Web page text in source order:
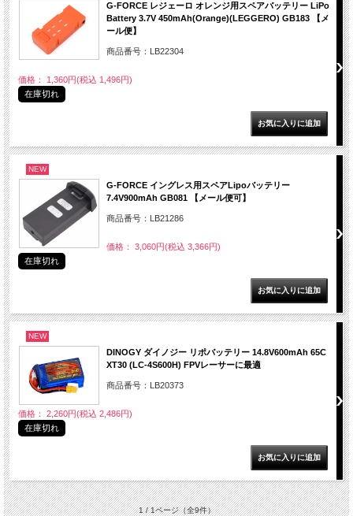
G-FORCE レジェーロ オレンジ用スペアバッテリー LiPo
Battery 3.7V 450mAh(Orange)(LEGGERO) GB183 【メ
ール便】
商品番号：LB22304
価格： 1,360円(税込 1,496円)
在庫切れ
NEW
G-FORCE イングレス用スペアLipoバッテリー
7.4V900mAh GB081 【メール便可】
商品番号：LB21286
価格： 3,060円(税込 3,366円)
在庫切れ
NEW
DINOGY ダイノジー リポバッテリー 14.8V600mAh 65C
XT30 (LC-4S600H) FPVレーサーに最適
商品番号：LB20373
価格： 2,260円(税込 2,486円)
在庫切れ
1 / 1ページ（全9件）